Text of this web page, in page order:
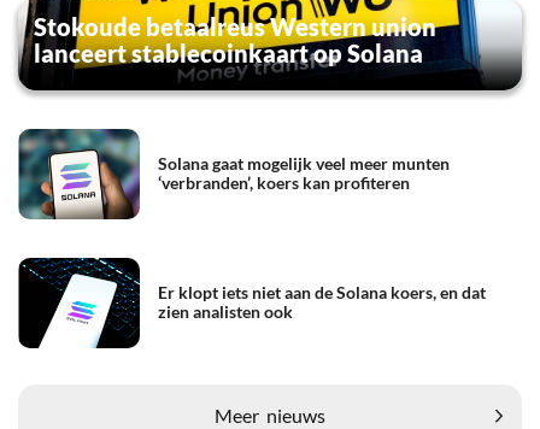
Stokoude betaalreus Western union
lanceert stablecoinkaart op Solana
Solana gaat mogelijk veel meer munten
‘verbranden’, koers kan profiteren
Er klopt iets niet aan de Solana koers, en dat
zien analisten ook
Meer nieuws